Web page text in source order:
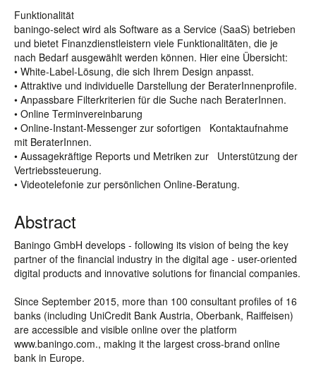
Funktionalität
baningo-select wird als Software as a Service (SaaS) betrieben
und bietet Finanzdienstleistern viele Funktionalitäten, die je
nach Bedarf ausgewählt werden können. Hier eine Übersicht:
• White-Label-Lösung, die sich Ihrem Design anpasst.
• Attraktive und individuelle Darstellung der BeraterInnenprofile.
• Anpassbare Filterkriterien für die Suche nach BeraterInnen.
• Online Terminvereinbarung
• Online-Instant-Messenger zur sofortigen Kontaktaufnahme
mit BeraterInnen.
• Aussagekräftige Reports und Metriken zur Unterstützung der
Vertriebssteuerung.
• Videotelefonie zur persönlichen Online-Beratung.
Abstract
Baningo GmbH develops - following its vision of being the key
partner of the financial industry in the digital age - user-oriented
digital products and innovative solutions for financial companies.
Since September 2015, more than 100 consultant profiles of 16
banks (including UniCredit Bank Austria, Oberbank, Raiffeisen)
are accessible and visible online over the platform
www.baningo.com., making it the largest cross-brand online
bank in Europe.